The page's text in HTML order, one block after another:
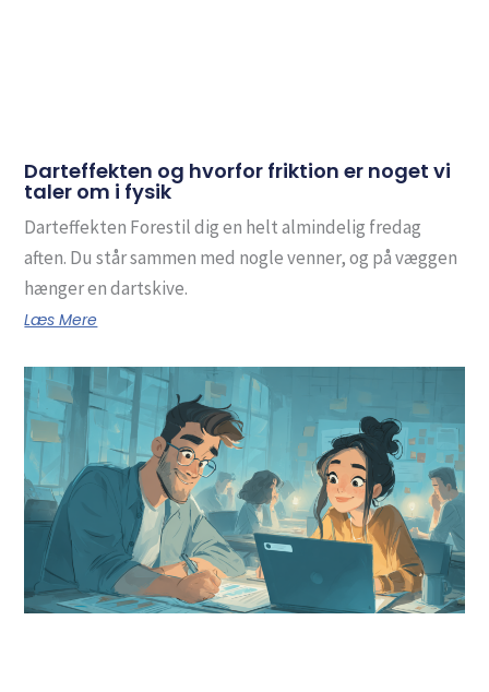
Darteffekten og hvorfor friktion er noget vi
taler om i fysik
Darteffekten Forestil dig en helt almindelig fredag
aften. Du står sammen med nogle venner, og på væggen
hænger en dartskive.
Læs Mere